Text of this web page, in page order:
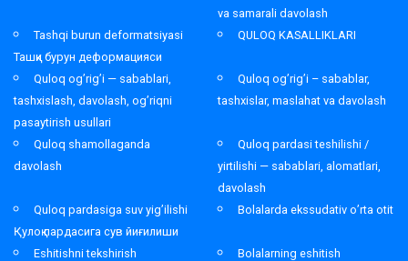
va samarali davolash
Tashqi burun deformatsiyasi
Ташқи бурун деформацияси
QULOQ KASALLIKLARI
Quloq og’rig’i — sabablari,
tashxislash, davolash, og’riqni
pasaytirish usullari
Quloq og’rig’i – sabablar,
tashxislar, maslahat va davolash
Quloq shamollaganda
davolash
Quloq pardasi teshilishi /
yirtilishi — sabablari, alomatlari,
davolash
Quloq pardasiga suv yig’ilishi
Қулоқ пардасига сув йиғилиши
Bolalarda ekssudativ o’rta otit
Eshitishni tekshirish
Bolalarning eshitish